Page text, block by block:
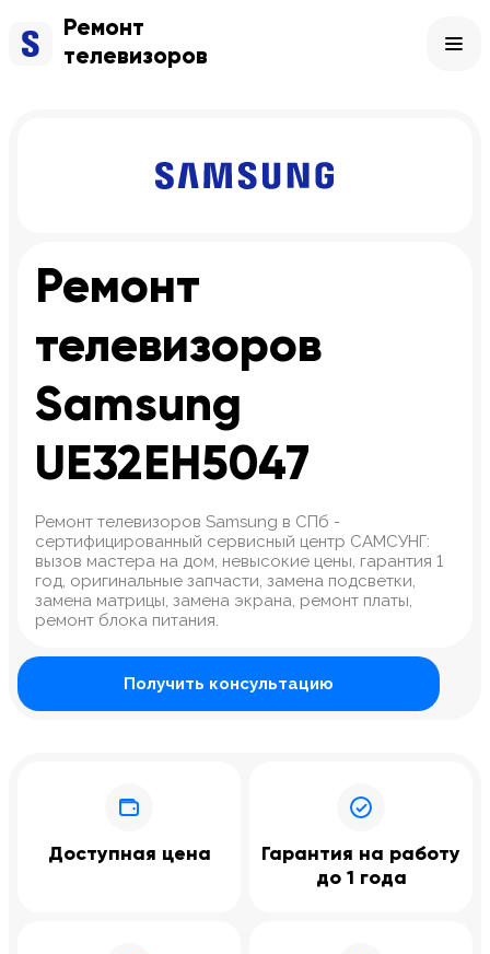
Ремонт
телевизоров
Ремонт
телевизоров
Samsung
UE32EH5047
Ремонт телевизоров Samsung в СПб -
сертифицированный сервисный центр САМСУНГ:
вызов мастера на дом, невысокие цены, гарантия 1
год, оригинальные запчасти, замена подсветки,
замена матрицы, замена экрана, ремонт платы,
ремонт блока питания.
Получить консультацию
Доступная цена
Гарантия на работу
до 1 года